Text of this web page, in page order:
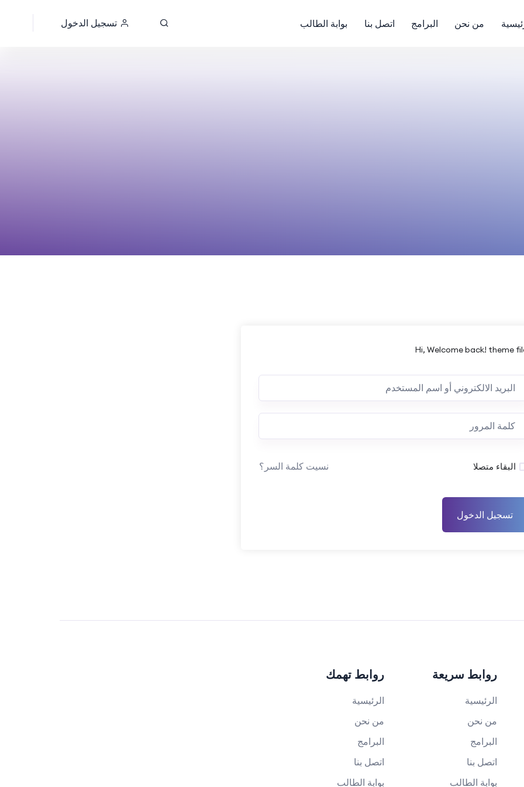
من نحن البرامج اتصل بنا بوابة الطالب تسجيل الدخول
Hi, Welcome back! theme
البقاء متصلا نسيت كلمة السر؟
تسجيل الدخول
روابط سريعة
الرئيسية
من نحن
البرامج
اتصل بنا
بوابة الطالب
روابط تهمك
الرئيسية
من نحن
البرامج
اتصل بنا
بوابة الطالب